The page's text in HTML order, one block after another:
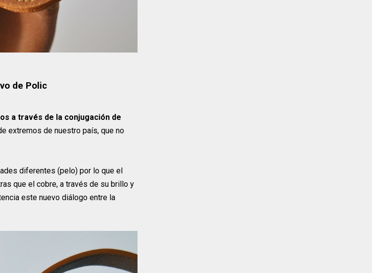
de Polic
a través de la conjugación de
extremos de nuestro país, que no
diferentes (pelo) por lo que el
que el cobre, a través de su brillo y
este nuevo diálogo entre la